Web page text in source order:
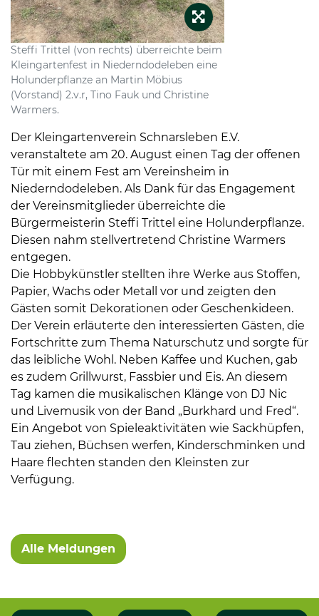
Steffi Trittel (von rechts) überreichte beim
Kleingartenfest in Niederndodeleben eine
Holunderpflanze an Martin Möbius
(Vorstand) 2.v.r, Tino Fauk und Christine
Warmers.
Der Kleingartenverein Schnarsleben E.V.
veranstaltete am 20. August einen Tag der offenen
Tür mit einem Fest am Vereinsheim in
Niederndodeleben. Als Dank für das Engagement
der Vereinsmitglieder überreichte die
Bürgermeisterin Steffi Trittel eine Holunderpflanze.
Diesen nahm stellvertretend Christine Warmers
entgegen.
Die Hobbykünstler stellten ihre Werke aus Stoffen,
Papier, Wachs oder Metall vor und zeigten den
Gästen somit Dekorationen oder Geschenkideen.
Der Verein erläuterte den interessierten Gästen, die
Fortschritte zum Thema Naturschutz und sorgte für
das leibliche Wohl. Neben Kaffee und Kuchen, gab
es zudem Grillwurst, Fassbier und Eis. An diesem
Tag kamen die musikalischen Klänge von DJ Nic
und Livemusik von der Band „Burkhard und Fred“.
Ein Angebot von Spieleaktivitäten wie Sackhüpfen,
Tau ziehen, Büchsen werfen, Kinderschminken und
Haare flechten standen den Kleinsten zur
Verfügung.
Alle Meldungen